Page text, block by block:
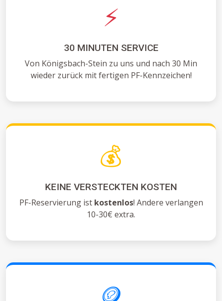
⚡
30 MINUTEN SERVICE
Von Königsbach-Stein zu uns und nach 30 Min
wieder zurück mit fertigen PF-Kennzeichen!
💰
KEINE VERSTECKTEN KOSTEN
PF-Reservierung ist kostenlos! Andere verlangen
10-30€ extra.